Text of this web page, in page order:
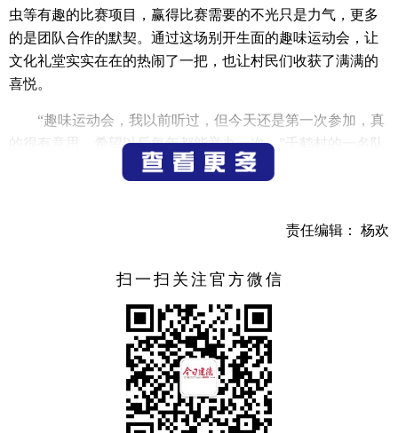
虫等有趣的比赛项目，赢得比赛需要的不光只是力气，更多
的是团队合作的默契。通过这场别开生面的趣味运动会，让
文化礼堂实实在在的热闹了一把，也让村民们收获了满满的
喜悦。
“趣味运动会，我以前听过，但今天还是第一次参加，真
的很有意思，希望以后每年都能举办一次。”千鹤村的一名队
员喜滋滋地展示着自己的“战利品”说。
到了农村精神文明的重要性，共同富裕，不光是钱袋子要富
责任编辑： 杨欢
扫一扫关注官方微信